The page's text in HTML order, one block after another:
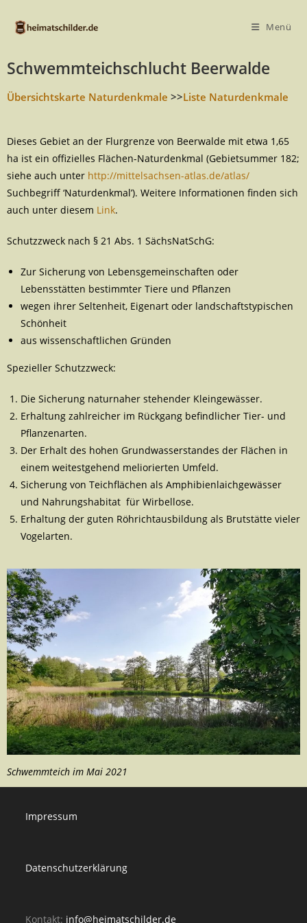
Menü
Schwemmteichschlucht Beerwalde
Übersichtskarte Naturdenkmale >>Liste Naturdenkmale
Dieses Gebiet an der Flurgrenze von Beerwalde mit etwa 1,65
ha ist ein offizielles Flächen-Naturdenkmal (Gebietsummer 182;
siehe auch unter http://mittelsachsen-atlas.de/atlas/
Suchbegriff ‘Naturdenkmal’). Weitere Informationen finden sich
auch unter diesem Link.
Schutzzweck nach § 21 Abs. 1 SächsNatSchG:
Zur Sicherung von Lebensgemeinschaften oder
Lebensstätten bestimmter Tiere und Pflanzen
wegen ihrer Seltenheit, Eigenart oder landschaftstypischen
Schönheit
aus wissenschaftlichen Gründen
Spezieller Schutzzweck:
Die Sicherung naturnaher stehender Kleingewässer.
Erhaltung zahlreicher im Rückgang befindlicher Tier- und
Pflanzenarten.
Der Erhalt des hohen Grundwasserstandes der Flächen in
einem weitestgehend meliorierten Umfeld.
Sicherung von Teichflächen als Amphibienlaichgewässer
und Nahrungshabitat für Wirbellose.
Erhaltung der guten Röhrichtausbildung als Brutstätte vieler
Vogelarten.
Schwemmteich im Mai 2021
Impressum
Datenschutzerklärung
Kontakt: info@heimatschilder.de